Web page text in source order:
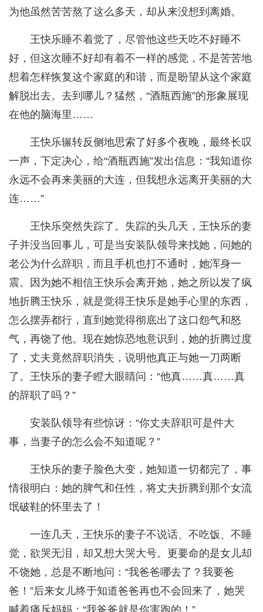
为他虽然苦苦熬了这么多天，却从来没想到离婚。
王快乐睡不着觉了，尽管他这些天吃不好睡不
好，但这次睡不好却有着不一样的感觉，不是苦苦地
想着怎样恢复这个家庭的和谐，而是盼望从这个家庭
解脱出去。去到哪儿？猛然，“酒瓶西施”的形象展现
在他的脑海里……
王快乐辗转反侧地思索了好多个夜晚，最终长叹
一声，下定决心，给“酒瓶西施”发出信息：“我知道你
永远不会再来美丽的大连，但我想永远离开美丽的大
连……”
王快乐突然失踪了。失踪的头几天，王快乐的妻
子并没当回事儿，可是当安装队领导来找她，问她的
老公为什么辞职，而且手机也打不通时，她浑身一
震。因为她不相信王快乐会离开她，她之所以发了疯
地折腾王快乐，就是觉得王快乐是她手心里的东西，
怎么摆弄都行，直到她觉得彻底出了这口怨气和怒
气，再饶了他。现在她惊恐地意识到，她的折腾过度
了，丈夫竟然辞职消失，说明他真正与她一刀两断
了。王快乐的妻子瞪大眼睛问：“他真……真……真
的辞职了吗？”
安装队领导有些惊讶：“你丈夫辞职可是件大
事，当妻子的怎么会不知道呢？”
王快乐的妻子脸色大变，她知道一切都完了，事
情很明白：她的脾气和任性，将丈夫折腾到那个女流
氓破鞋的怀里去了！
一连几天，王快乐的妻子不说话、不吃饭、不睡
觉，欲哭无泪，却又想大哭大号。更要命的是女儿却
不饶她，总是不断地问：“我爸爸哪去了？我要爸
爸！”后来女儿终于知道爸爸再也不会回来了，她哭